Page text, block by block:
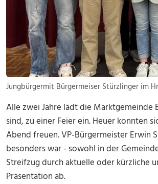
Jungbürgermit Bürgermeiser Stürzlinger im
Alle zwei Jahre lädt die Marktgemeinde
sind, zu einer Feier ein. Heuer konnten
Abend freuen. VP-Bürgermeister Erwin
besonders war - sowohl in der
Streifzug durch aktuelle oder kürzliche
Präsentation ab.